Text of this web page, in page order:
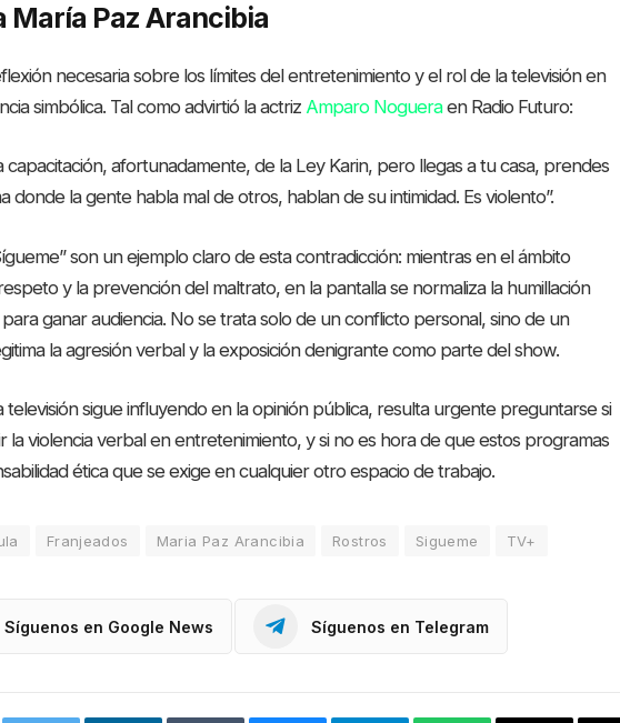
María Paz Arancibia
necesaria sobre los límites del entretenimiento y el rol de la televisión en
simbólica. Tal como advirtió la actriz Amparo Nogueraen Radio Futuro:
capacitación, afortunadamente, de la Ley Karin, pero llegas a tu casa, prendes
donde la gente habla mal de otros, hablan de su intimidad. Es violento”.
son un ejemplo claro de esta contradicción: mientras en el ámbito
y la prevención del maltrato, en la pantalla se normaliza la humillación
ganar audiencia. No se trata solo de un conflicto personal, sino de un
la agresión verbal y la exposición denigrante como parte del show.
sigue influyendo en la opinión pública, resulta urgente preguntarse si
la violencia verbal en entretenimiento, y si no es hora de que estos programas
ética que se exige en cualquier otro espacio de trabajo.
Franjeados Maria Paz Arancibia Rostros Sigueme TV+
Síguenos en Google News Síguenos en Telegram